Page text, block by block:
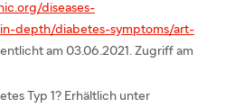
diseases-
depth/diabetes-symptoms/art-
am 03.06.2021. Zugriff am
Typ 1? Erhältlich unter